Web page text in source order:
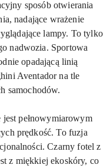
sposób otwierania
nadające wrażenie
lampy. To tylko
nadwozia. Sportowa
opadającą linią
Aventador na tle
samochodów.
pełnowymiarowym
prędkość. To fuzja
Czarny fotel z
z miękkiejekoskóry, co